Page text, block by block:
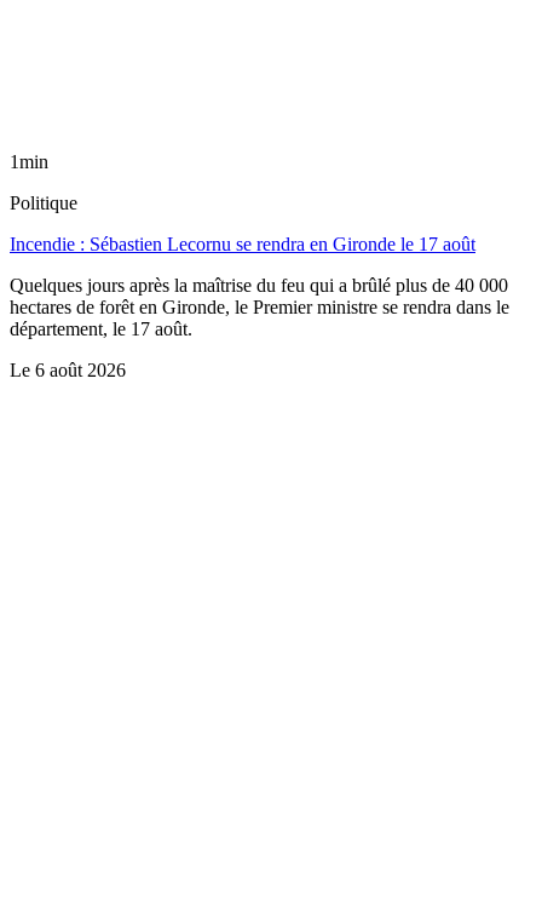
1min
Politique
Incendie : Sébastien Lecornu se rendra en Gironde le 17 août
Quelques jours après la maîtrise du feu qui a brûlé plus de 40 000
hectares de forêt en Gironde, le Premier ministre se rendra dans le
département, le 17 août.
Le 6 août 2026